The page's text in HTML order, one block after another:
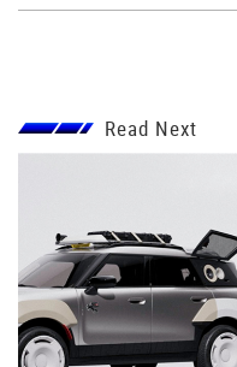
Read Next